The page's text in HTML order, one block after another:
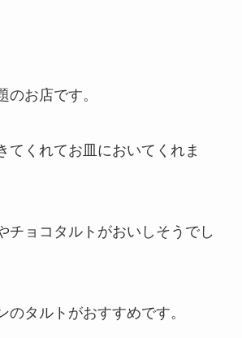
のお店です。
てくれてお皿においてくれま
チョコタルトがおいしそうでし
のタルトがおすすめです。